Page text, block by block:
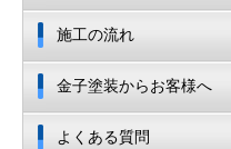
施工の流れ
金子塗装からお客様へ
よくある質問